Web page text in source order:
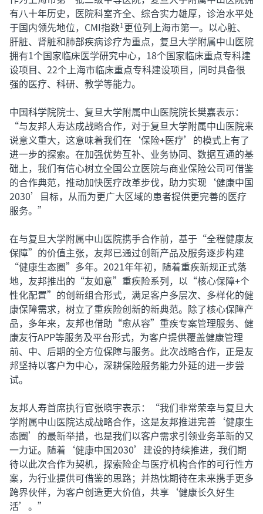
有八十年历史，医院科室齐全、综合实力雄厚，诊治水平处
于国内领先地位，CMI指数1更位列上海市第一。以心脏、
肝脏、肾脏和肺部疾病诊疗为重点，复旦大学附属中山医院
拥有1个国家临床医学研究中心，18个国家临床重点专科建
设项目、22个上海市临床重点专科建设项目，同时具备很
强的医疗、科研、教学等能力。
中国科学院院士、复旦大学附属中山医院院长樊嘉表示：
“与友邦人寿达成战略合作，对于复旦大学附属中山医院来
说意义重大，这意味着我们在‘保险+医疗’的模式上有了
进一步的探索。在加强优势互补、业务协同、数据互通的基
础上，我们有信心树立全国公立医院与商业保险公司可借鉴
的合作典范，推动加快医疗改革步伐，助力实现‘健康中国
2030’目标，从而为更广大区域的患者提供更完善的医疗
服务。”
在与复旦大学附属中山医院携手合作前，基于“全程健康友
保障”的价值主张，友邦已通过创新产品及服务逐步构建
“健康生态圈”多年。2021年年初，随着重疾新规正式落
地，友邦推出的“友如意”重疾险系列，以“核心保障+个
性化配置”的创新组合形式，满足客户多层次、多样化的健
康保障需求，树立了重疾险创新的新典范。除了核心保障产
品，多年来，友邦也借助“愈从容”重疾专案管理服务、健
康友行APP等服务及平台形式，为客户提供覆盖健康管理
前、中、后期的全方位保障与服务。此次战略合作，正是友
邦坚持以客户为中心，深耕保险服务能力外延的进一步尝
试。
友邦人寿首席执行官张晓宇表示：“我们非常荣幸与复旦大
学附属中山医院达成战略合作，这是友邦推进完善‘健康生
态圈’的最新举措，也是我们以客户需求引领业务革新的又
一力证。随着‘健康中国2030’建设的持续推进，我们期
待以此次合作为契机，探索险企与医疗机构合作的可行性方
案，为行业提供可借鉴的思路；并热忱期待在未来携手更多
跨界伙伴，为客户创造更大价值，共享‘健康长久好生
活’。”